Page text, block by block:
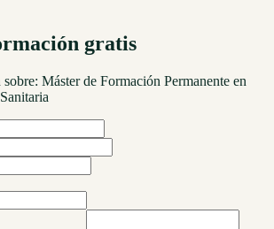
gratis
Máster de Formación Permanente en